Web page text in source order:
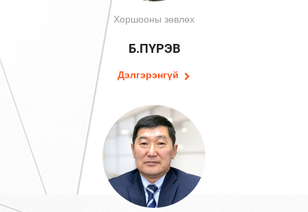
Хоршооны зөвлөх
Б.ПҮРЭВ
Дэлгэрэнгүй